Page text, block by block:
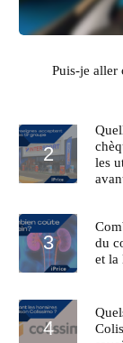
Puis-je aller
les
du
et la